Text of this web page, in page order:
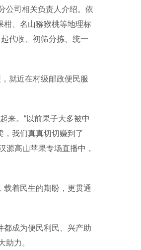
公司相关负责人介绍。依
柑、名山猕猴桃等地理标
代收、初筛分拣、统一
就近在村级邮政便民服
。“以前果子大多被中
，我们真真切切赚到了
源高山苹果专场直播中，
着民生的期盼，更贯通
成为便民利民、兴产助
助力。